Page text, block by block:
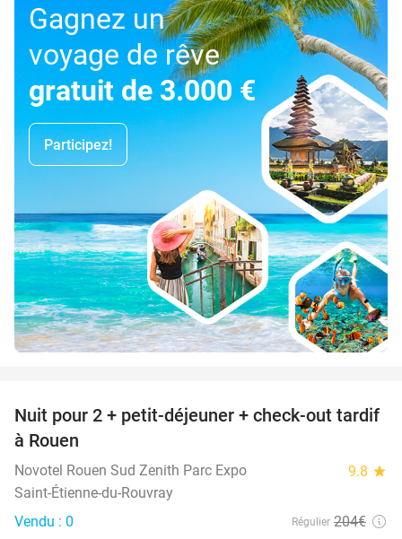
Gagnez un
voyage de rêve
gratuit de 3.000 €
Participez!
37%
Nuit pour 2 + petit-déjeuner + check-out tardif
à Rouen
Novotel Rouen Sud Zenith Parc Expo 9.8 star
Saint-Étienne-du-Rouvray
Vendu : 0
Régulier 204€